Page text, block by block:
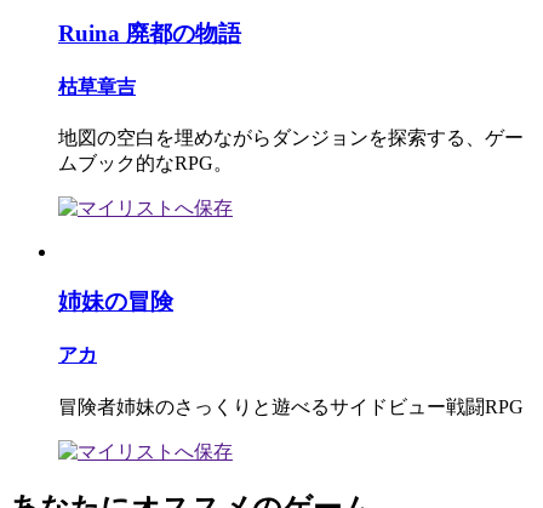
Ruina 廃都の物語
枯草章吉
地図の空白を埋めながらダンジョンを探索する、ゲー
ムブック的なRPG。
姉妹の冒険
アカ
冒険者姉妹のさっくりと遊べるサイドビュー戦闘RPG